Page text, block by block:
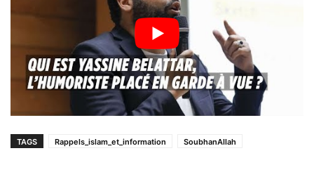
TAGS Rappels_islam_et_information SoubhanAllah